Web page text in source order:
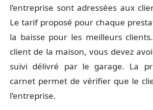
l’entreprise sont adressées aux
Le tarif proposé pour chaque
la baisse pour les meilleurs
client de la maison, vous devez
suivi délivré par le garage. La
carnet permet de vérifier que le
l’entreprise.